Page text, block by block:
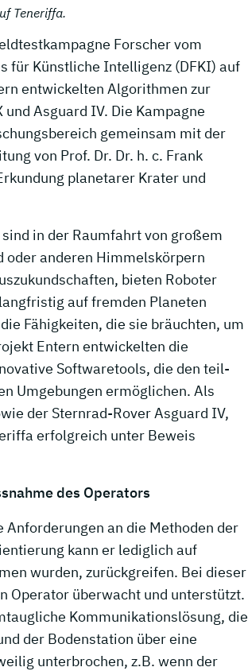
Teneriffa.
Forscher vom
für Künstliche Intelligenz (DFKI) auf
entwickelten Algorithmen zur
Asguard IV. Die Kampagne
gemeinsam mit der
von Prof. Dr. Dr. h. c. Frank
planetarer Krater und
in der Raumfahrt von großem
oder anderen Himmelskörpern
bieten Roboter
auf fremden Planeten
Fähigkeiten, die sie bräuchten, um
Entern entwickelten die
Softwaretools, die den teil-
Umgebungen ermöglichen. Als
der Sternrad-Rover Asguard IV,
erfolgreich unter Beweis
des Operators
an die Methoden der
kann er lediglich auf
wurden, zurückgreifen. Bei dieser
Operator überwacht und unterstützt.
Kommunikationslösung, die
der Bodenstation über eine
unterbrochen, z.B. wenn der